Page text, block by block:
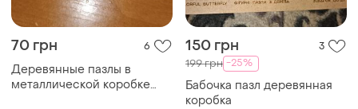
70 грн 6
Деревянные пазлы в
металлической коробке
150 грн 3
199 грн -25%
Бабочка пазл деревянная
коробка